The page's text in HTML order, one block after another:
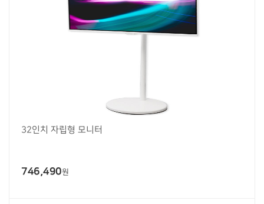
32인치 자립형 모니터
746,490원